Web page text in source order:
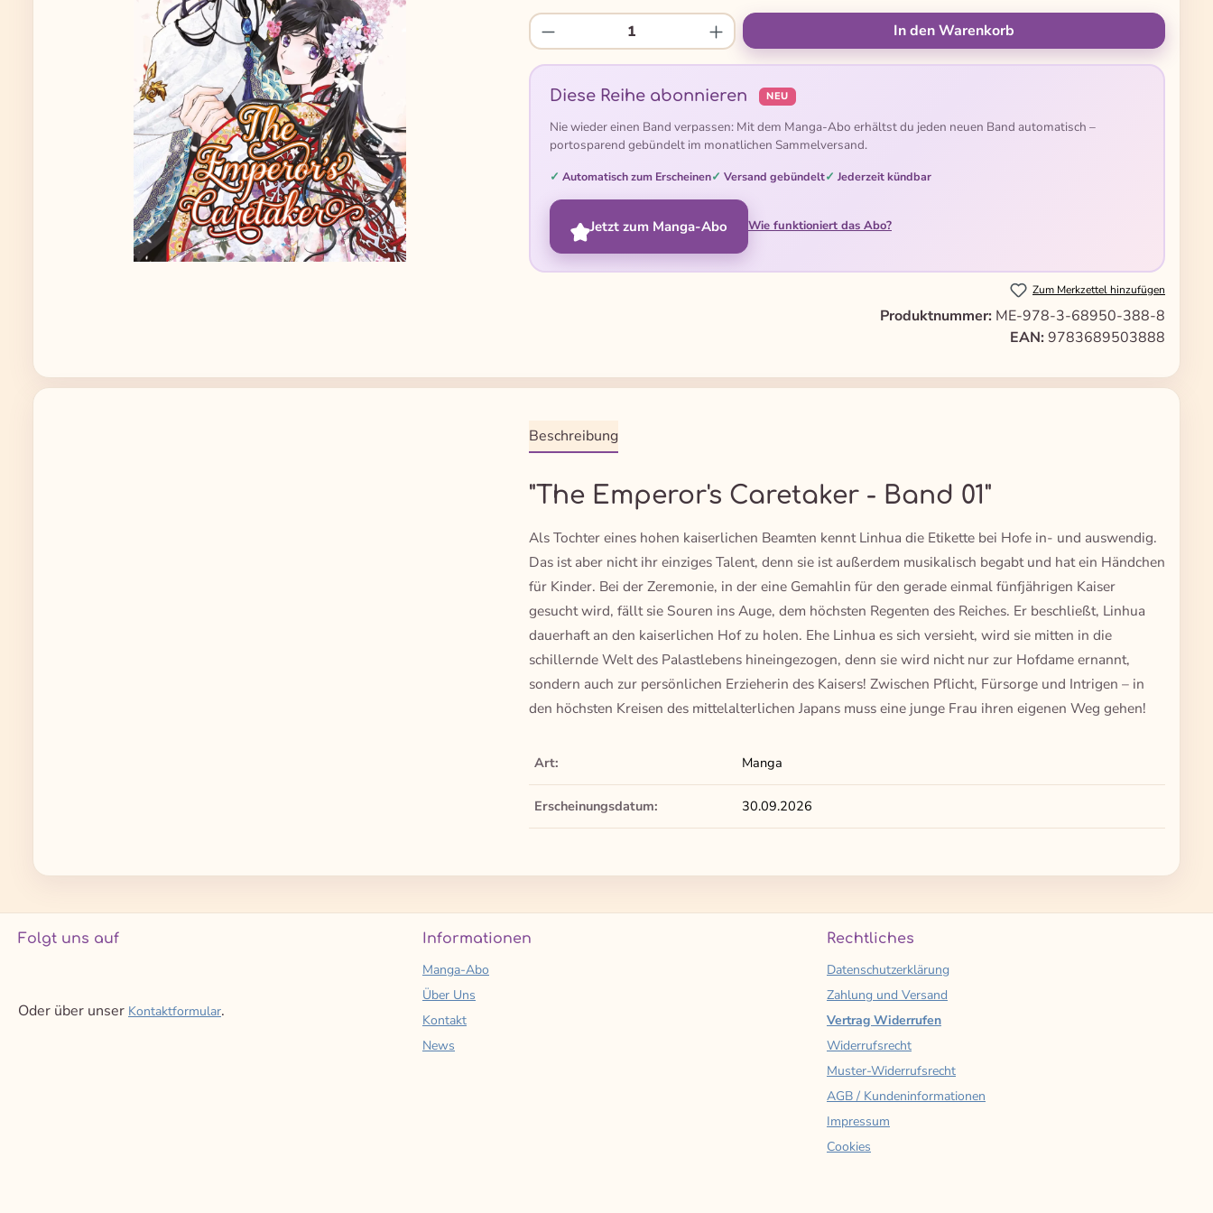
Produkt Anzahl: Gib den gewünschten Wert ein oder benutze die
In den Warenkorb
Diese Reihe abonnieren NEU
Nie wieder einen Band verpassen: Mit dem Manga-Abo erhältst du jeden neuen Band automatisch –
portosparend gebündelt im monatlichen Sammelversand.
Automatisch zum Erscheinen Versand gebündelt Jederzeit kündbar
Jetzt zum Manga-Abo Wie funktioniert das Abo?
Zum Merkzettel hinzufügen
Produktnummer: ME-978-3-68950-388-8
EAN: 9783689503888
Beschreibung
"The Emperor's Caretaker - Band 01"
Als Tochter eines hohen kaiserlichen Beamten kennt Linhua die Etikette bei Hofe in- und auswendig.
Das ist aber nicht ihr einziges Talent, denn sie ist außerdem musikalisch begabt und hat ein Händchen
für Kinder. Bei der Zeremonie, in der eine Gemahlin für den gerade einmal fünfjährigen Kaiser
gesucht wird, fällt sie Souren ins Auge, dem höchsten Regenten des Reiches. Er beschließt, Linhua
dauerhaft an den kaiserlichen Hof zu holen. Ehe Linhua es sich versieht, wird sie mitten in die
schillernde Welt des Palastlebens hineingezogen, denn sie wird nicht nur zur Hofdame ernannt,
sondern auch zur persönlichen Erzieherin des Kaisers! Zwischen Pflicht, Fürsorge und Intrigen – in
den höchsten Kreisen des mittelalterlichen Japans muss eine junge Frau ihren eigenen Weg gehen!
Art: Manga
Erscheinungsdatum: 30.09.2026
Folgt uns auf
Oder über unser Kontaktformular.
Informationen
Manga-Abo
Über Uns
Kontakt
News
Rechtliches
Datenschutzerklärung
Zahlung und Versand
Vertrag Widerrufen
Widerrufsrecht
Muster-Widerrufsrecht
AGB / Kundeninformationen
Impressum
Cookies